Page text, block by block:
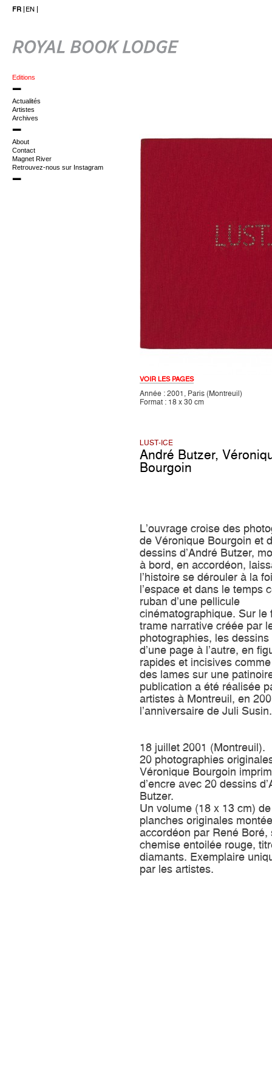
FR EN
Editions
Actualités
Artistes
Archives
About
Contact
Magnet River
Retrouvez-nous sur Instagram
VOIR LES PAGES
Année : 2001, Paris (Montreuil)
Format : 18 x 30 cm
LUST-ICE
André Butzer,
Bourgoin
L’ouvrage croise des
de Véronique Bourgoin et
dessins d’André Butzer,
à bord, en accordéon,
l’histoire se dérouler à la
l’espace et dans le temps
ruban d’une pellicule
cinématographique. Sur le
trame narrative créée par
photographies, les dessins
d’une page à l’autre, en
rapides et incisives
des lames sur une
publication a été réalisée
artistes à Montreuil, en
l’anniversaire de Juli Susin.
18 juillet 2001 (Montreuil).
20 photographies
Véronique Bourgoin
d’encre avec 20 dessins
Butzer.
Un volume (18 x 13 cm)
planches originales
accordéon par René Boré,
chemise entoilée rouge,
diamants. Exemplaire
par les artistes.